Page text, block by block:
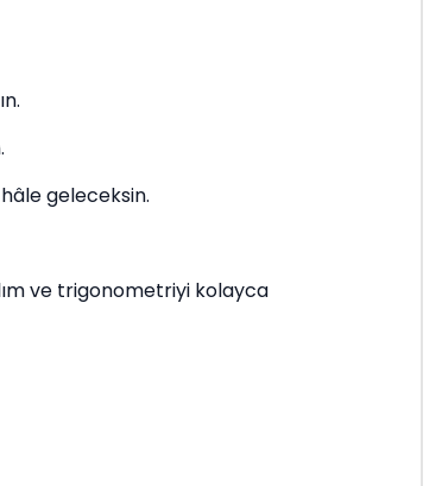
geleceksin.
ve trigonometriyi kolayca